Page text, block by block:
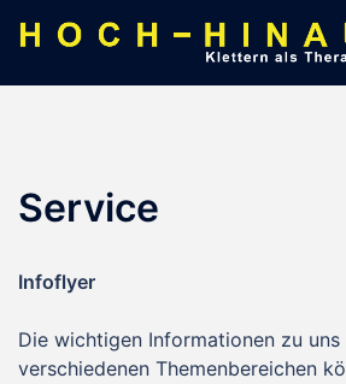
Inhalt
Service
Infoflyer
Die wichtigen Informationen zu uns
verschiedenen Themenbereichen